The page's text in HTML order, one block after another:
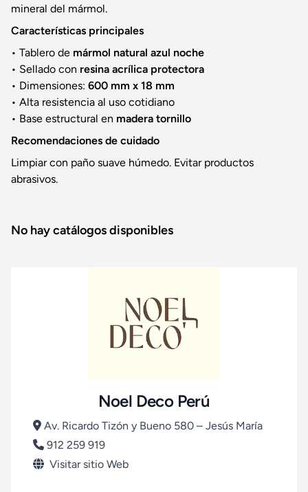
mineral del mármol.
Características principales
• Tablero de mármol natural azul noche
• Sellado con resina acrílica protectora
• Dimensiones: 600 mm x 18 mm
• Alta resistencia al uso cotidiano
• Base estructural en madera tornillo
Recomendaciones de cuidado
Limpiar con paño suave húmedo. Evitar productos
abrasivos.
No hay catálogos disponibles
Noel Deco Perú
Av. Ricardo Tizón y Bueno 580 – Jesús María
912 259 919
Visitar sitio Web